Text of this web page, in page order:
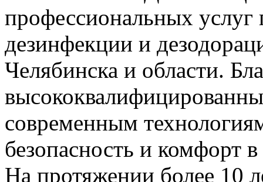
профессиональных услуг
дезинфекции и
Челябинска и области.
современным
безопасность и комфорт
На протяжении более 10